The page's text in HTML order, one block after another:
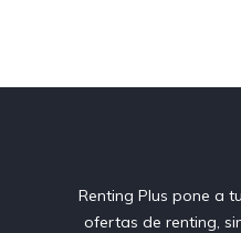
Renting Plus pone a
ofertas de renting,